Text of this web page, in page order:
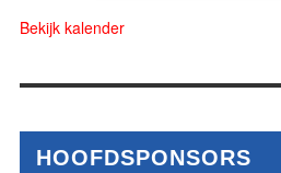
Bekijk kalender
HOOFDSPONSORS